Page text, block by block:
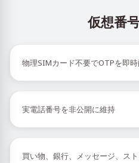
仮想番
物理SIMカード不要でOTPを即
実電話番号を非公開に維持
買い物、銀行、メッセージ、ス